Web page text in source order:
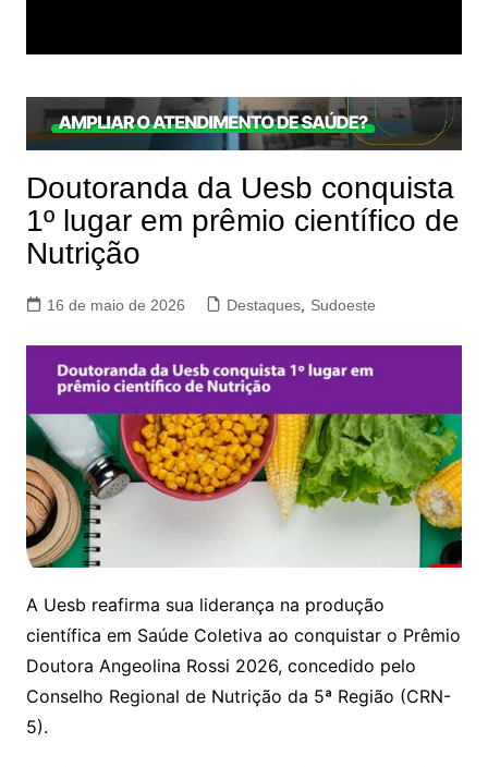
Doutoranda da Uesb conquista
1º lugar em prêmio científico de
Nutrição
16 de maio de 2026 Destaques, Sudoeste
A Uesb reafirma sua liderança na produção
científica em Saúde Coletiva ao conquistar o Prêmio
Doutora Angeolina Rossi 2026, concedido pelo
Conselho Regional de Nutrição da 5ª Região (CRN-
5).